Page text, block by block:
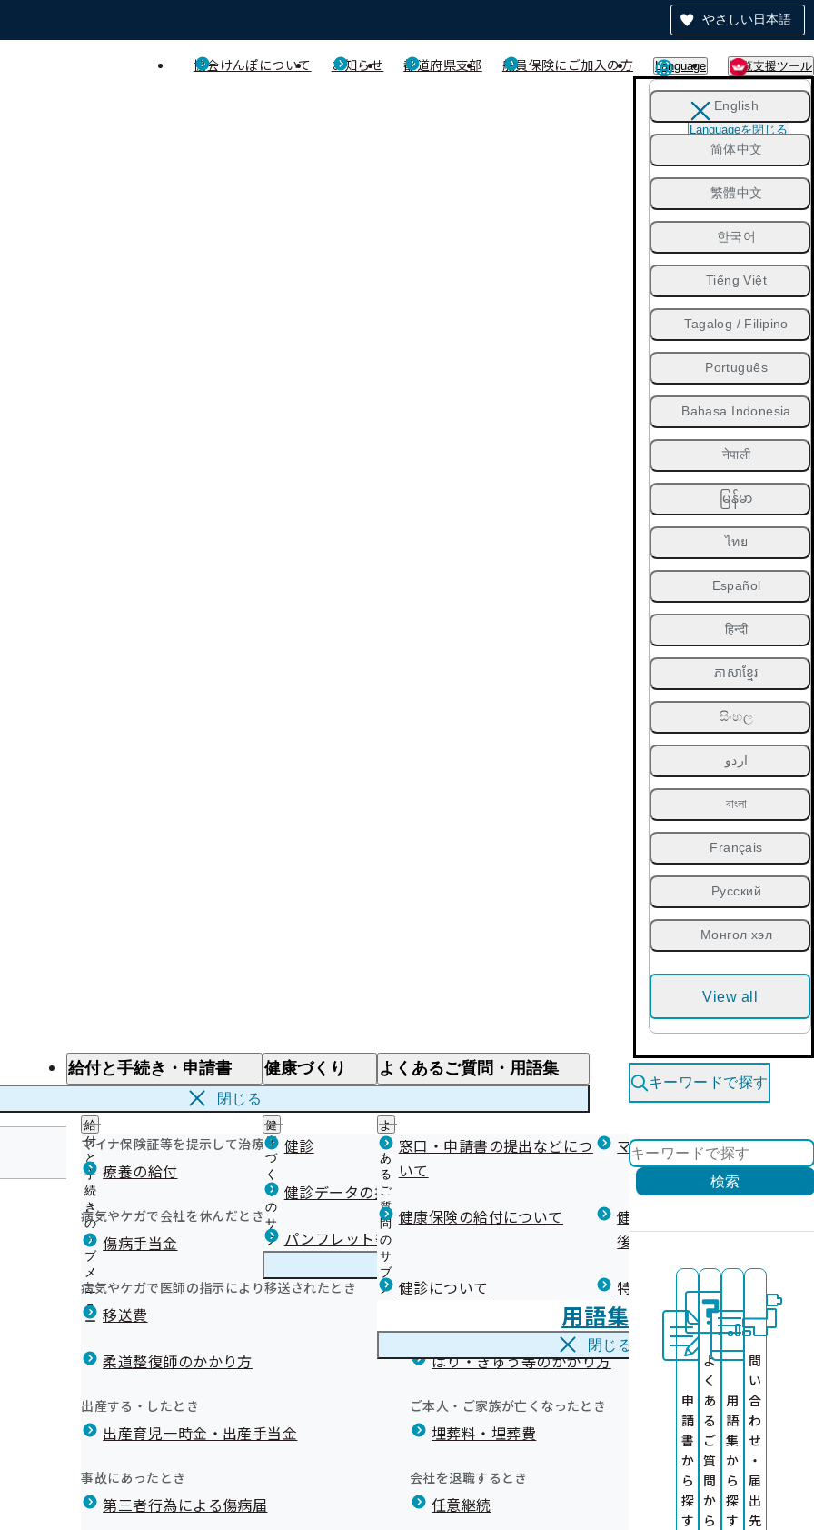
やさしい日本語
協会けんぽについて お知らせ 都道府県支部 船員保険にご加入の方 Language 閲覧支援ツール
English
简体中文
繁體中文
한국어
Tiếng Việt
Tagalog / Filipino
Português
Bahasa Indonesia
नेपाली
မြန်မာ
ไทย
Español
हिन्दी
ភាសាខ្មែរ
සිංහල
اردو
বাংলা
Français
Русский
Монгол хэл
View all
Languageを閉じる
給付と手続き・申請書
給付と手続き
給
付
と
手
続
き
の
サ
ブ
メ
ニ
ュ
ー
マイナ保険証等を提示して治療を受けるとき
療養の給付
医療費が高額になりそう・なったとき
限度額適用認定・高額療養費・高額介護合算
病気やケガで会社を休んだとき
傷病手当金
医療費の全額を負担したとき
病気やケガで医師の指示により移送されたとき
移送費
海外で急な病気にかかり治療を受けたとき
柔道整復師のかかり方 はり・きゅう等のかかり方
出産する・したとき
出産育児一時金・出産手当金
ご本人・ご家族が亡くなったとき
埋葬料・埋葬費
事故にあったとき
第三者行為による傷病届
会社を退職するとき
任意継続
健康づくり
健
康
づ
く
り
の
サ
ブ
メ
ュ
健診 健診を受けた後の健康づくり
健診データの提供について 健康宣言（コラボヘルス）
パンフレット等（広報） 健康づくりコラム
よくあるご質問・用語集
よ
く
あ
る
ご
質
問
の
サ
ブ
メ
窓口・申請書の提出などにつ
いて
マイナ保険証等関連について
健康保険の給付について
健康保険任意継続制度（退職
後の健康保険）について
健診について 特定保健指導について
用語集
閉じる
閉じる
キーワードで探す
検索
申
請
書
か
ら
探
す
よ
く
あ
る
ご
質
問
か
ら
用
語
集
か
ら
探
す
問
い
合
わ
せ
・
届
出
先
岐阜支部
岐阜支部からのお知らせ
岐阜支部の健診・保健指導のご案内
岐
の
事業所ご担当者様へ
健診機関・医療機関の皆さまへ
被保険者（ご本人）様へ
外部への委託業務について
オンライン資格確認等システムによる保険者からの特定健康診査情報の
【被保険者様対象】人間ドック健診のご案内（令和8年度より開始）
健診実施機関一覧等
康
健康保険委員にご登録ください！
健康保険委員表彰について
令和8年度 働く方の循環器病予防セミナーのご案内
健康づくり
「ぎふさん」の健康情報
2024年度支部別スコアリングレポート(岐阜支部版)を作成しました
健康経営等の普及推進にご協力いただいています
職場における健康講座のご案内
健康づくりDVD無料貸出のご案内
協会けんぽだより（納入告知書同封リーフレット）
インセンティブ制度～皆さまの取組で保険料率が変わります！～
プレスリリース
医療機関の受診はマイナ保険証で
統計情報
は、次をご参照ください。